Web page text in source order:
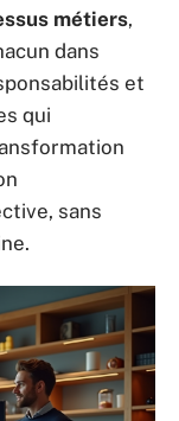
métiers,
dans
et
qui
sans